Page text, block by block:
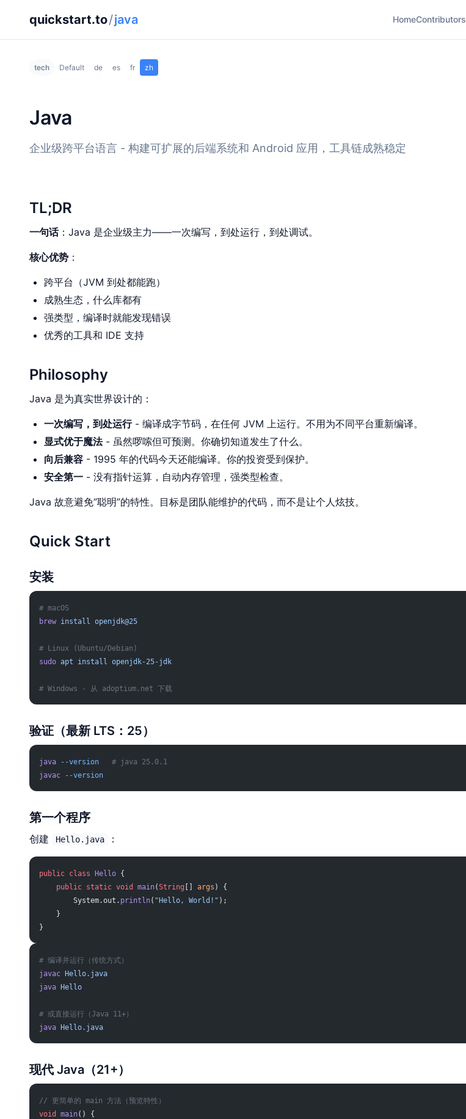
quickstart.to/java HomeContributors
tech Default de es fr zh
Java
企业级跨平台语言 - 构建可扩展的后端系统和 Android 应用，工具链成熟稳定
TL;DR
一句话：Java 是企业级主力——一次编写，到处运行，到处调试。
核心优势 ：
跨平台（JVM 到处都能跑）
成熟生态，什么库都有
强类型，编译时就能发现错误
优秀的工具和 IDE 支持
Philosophy
Java 是为真实世界设计的：
一次编写，到处运行- 编译成字节码，在任何 JVM 上运行。不用为不同平台重新编译。
显式优于魔法- 虽然啰嗦但可预测。你确切知道发生了什么。
向后兼容 - 1995 年的代码今天还能编译。你的投资受到保护。
安全第一 - 没有指针运算，自动内存管理，强类型检查。
Java 故意避免”聪明”的特性。目标是团队能维护的代码，而不是让个人炫技。
Quick Start
安装
# macOS
brew install openjdk@25
# Linux (Ubuntu/Debian)
sudo apt install openjdk-25-jdk
# Windows - 从 adoptium.net 下载
验证（最新 LTS：25）
java --version
   # java 25.0.1
javac --version
第一个程序
创建 Hello.java ：
public class Hello {
    public
static void main(String args ) {
        System.out.
println( "Hello, World!" );
    }
}
# 编译并运行（传统方式）
javac Hello.java
java Hello
# 或直接运行（Java 11+）
java Hello.java
现代 Java（21+）
// 更简单的 main 方法（预览特性）
void
main() {